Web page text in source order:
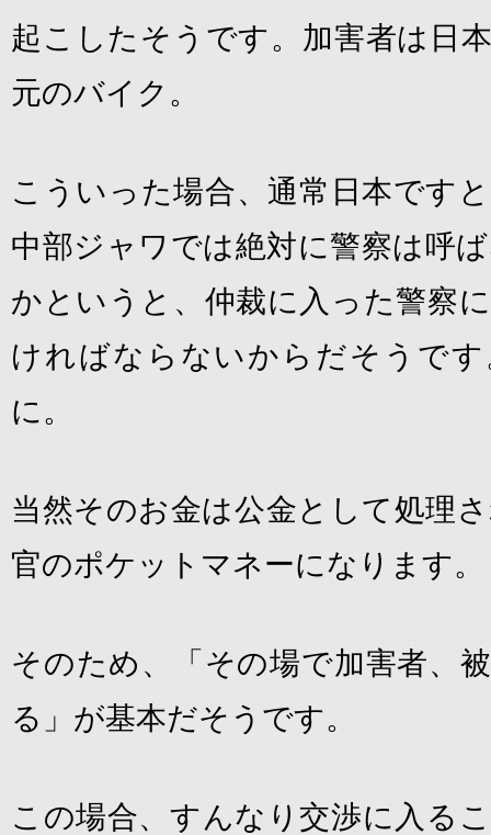
起こしたそうです。加害者は日
元のバイク。
こういった場合、通常日本です
中部ジャワでは絶対に警察は呼
かというと、仲裁に入った警察
ければならないからだそうで
に。
当然そのお金は公金として処理
官のポケットマネーになります。
そのため、「その場で加害者、
る」が基本だそうです。
この場合、すんなり交渉に入る